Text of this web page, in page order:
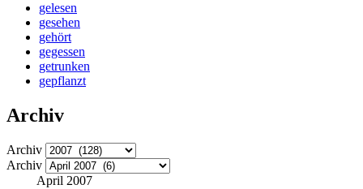
gelesen
gesehen
gehört
gegessen
getrunken
gepflanzt
Archiv
Archiv
Archiv
April 2007